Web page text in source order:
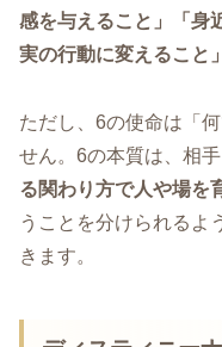
感を与えること」「身
実の行動に変えること」
ただし、6の使命は「
せん。6の本質は、相
る関わり方で人や場を
うことを分けられるよ
きます。